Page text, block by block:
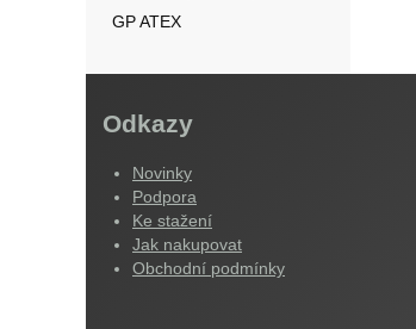
GP ATEX
Odkazy
Novinky
Podpora
Ke stažení
Jak nakupovat
Obchodní podmínky